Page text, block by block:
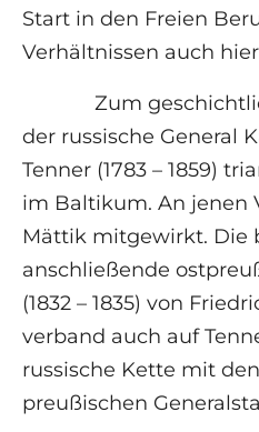
Start in den Freien
Verhältnissen auch
Zum
der russische General
Tenner (1783 – 1859)
im Baltikum. An jenen
Mättik mitgewirkt. Die
anschließende
(1832 – 1835) von
verband auch auf
russische Kette mit
preußischen